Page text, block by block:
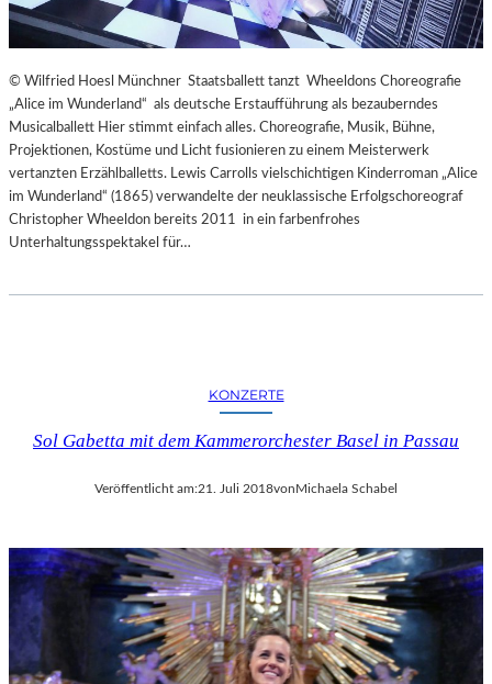
© Wilfried Hoesl Münchner Staatsballett tanzt Wheeldons Choreografie
„Alice im Wunderland“ als deutsche Erstaufführung als bezauberndes
Musicalballett Hier stimmt einfach alles. Choreografie, Musik, Bühne,
Projektionen, Kostüme und Licht fusionieren zu einem Meisterwerk
vertanzten Erzählballetts. Lewis Carrolls vielschichtigen Kinderroman „Alice
im Wunderland“ (1865) verwandelte der neuklassische Erfolgschoreograf
Christopher Wheeldon bereits 2011 in ein farbenfrohes
Unterhaltungsspektakel für…
KONZERTE
Sol Gabetta mit dem Kammerorchester Basel in Passau
Veröffentlicht am:21. Juli 2018vonMichaela Schabel